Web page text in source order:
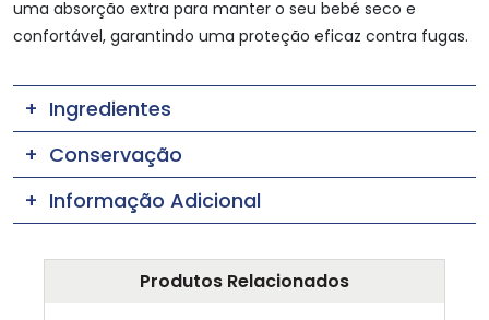
uma absorção extra para manter o seu bebé seco e
confortável, garantindo uma proteção eficaz contra fugas.
Ingredientes
Conservação
Informação Adicional
Produtos Relacionados